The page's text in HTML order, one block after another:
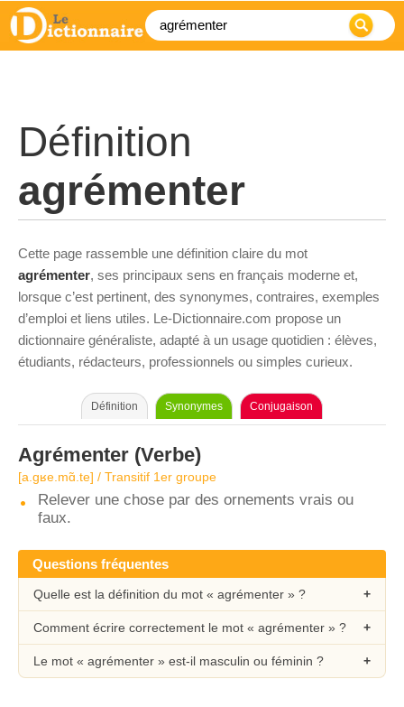
Définition
agrémenter
Cette page rassemble une définition claire du mot
agrémenter, ses principaux sens en français moderne et,
lorsque c’est pertinent, des synonymes, contraires, exemples
d’emploi et liens utiles. Le-Dictionnaire.com propose un
dictionnaire généraliste, adapté à un usage quotidien : élèves,
étudiants, rédacteurs, professionnels ou simples curieux.
Définition Synonymes Conjugaison
Agrémenter (Verbe)
[a.ɡʁe.mɑ̃.te] / Transitif 1er groupe
Relever une chose par des ornements vrais ou
faux.
Questions fréquentes
Quelle est la définition du mot « agrémenter » ?
Comment écrire correctement le mot « agrémenter » ?
Le mot « agrémenter » est-il masculin ou féminin ?